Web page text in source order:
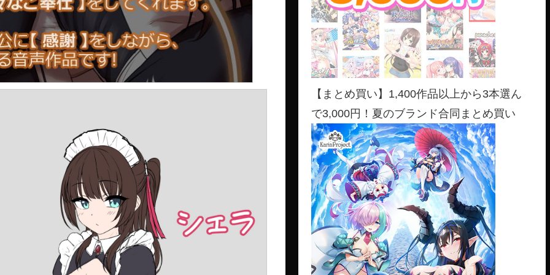
【まとめ買い】1,400作品以上から3本選ん
で3,000円！夏のブランド合同まとめ買い